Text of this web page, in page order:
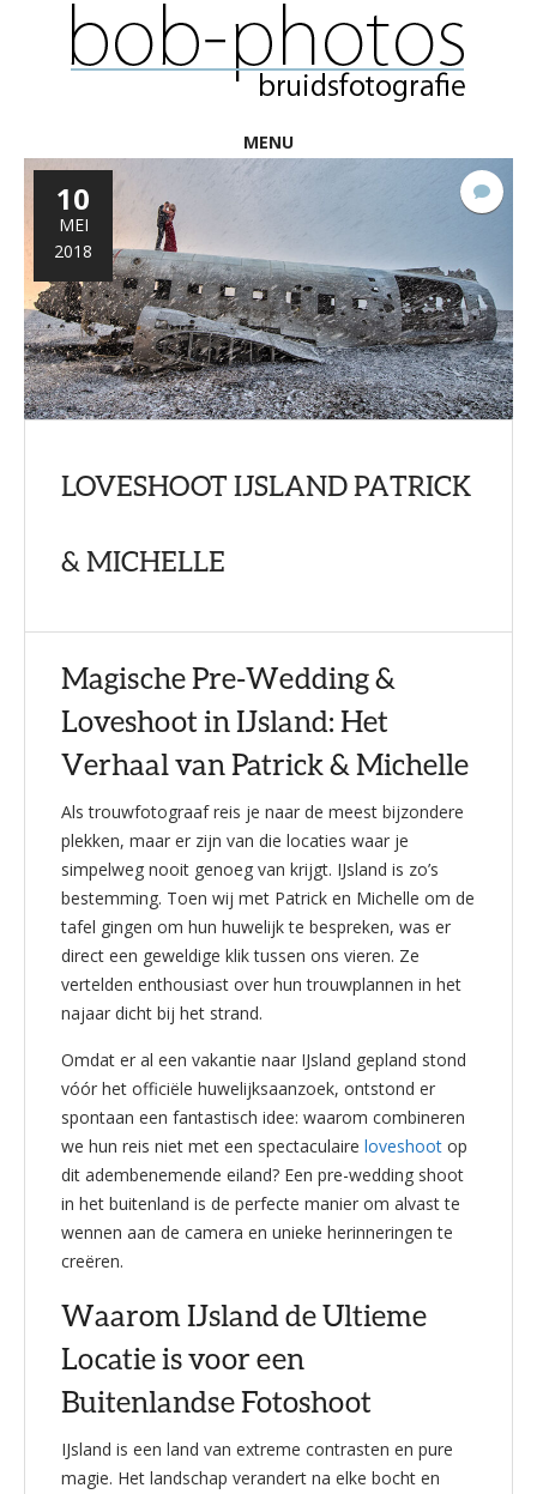
MENU
7
10
MEI
2018
LOVESHOOT IJSLAND PATRICK
& MICHELLE
Magische Pre-Wedding &
Loveshoot in IJsland: Het
Verhaal van Patrick & Michelle
Als trouwfotograaf reis je naar de meest bijzondere
plekken, maar er zijn van die locaties waar je
simpelweg nooit genoeg van krijgt. IJsland is zo’s
bestemming. Toen wij met Patrick en Michelle om de
tafel gingen om hun huwelijk te bespreken, was er
direct een geweldige klik tussen ons vieren. Ze
vertelden enthousiast over hun trouwplannen in het
najaar dicht bij het strand.
Omdat er al een vakantie naar IJsland gepland stond
vóór het officiële huwelijksaanzoek, ontstond er
spontaan een fantastisch idee: waarom combineren
we hun reis niet met een spectaculaire loveshoot op
dit adembenemende eiland? Een pre-wedding shoot
in het buitenland is de perfecte manier om alvast te
wennen aan de camera en unieke herinneringen te
creëren.
Waarom IJsland de Ultieme
Locatie is voor een
Buitenlandse Fotoshoot
IJsland is een land van extreme contrasten en pure
magie. Het landschap verandert na elke bocht en